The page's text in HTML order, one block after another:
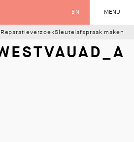
MENU
SLUIT
EN
ReparatieverzoekSleutelafspraak maken